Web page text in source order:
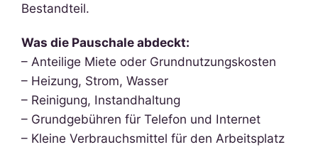
Bestandteil.
Was die Pauschale abdeckt:
– Anteilige Miete oder Grundnutzungskosten
– Heizung, Strom, Wasser
– Reinigung, Instandhaltung
– Grundgebühren für Telefon und Internet
– Kleine Verbrauchsmittel für den Arbeitsplatz